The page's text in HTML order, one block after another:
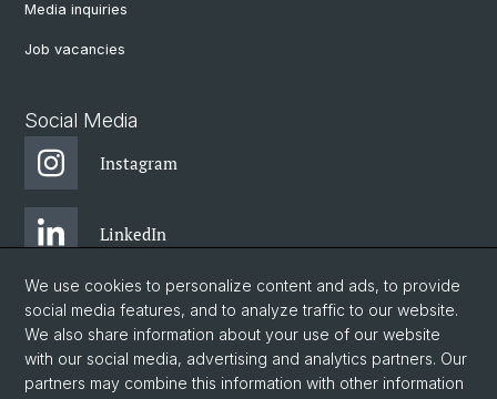
Media inquiries
Job vacancies
Social Media
Instagram
LinkedIn
Facebook
Twitter
We use cookies to personalize content and ads, to provide
social media features, and to analyze traffic to our website.
We also share information about your use of our website
with our social media, advertising and analytics partners. Our
partners may combine this information with other information